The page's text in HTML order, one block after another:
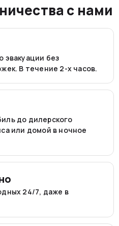
с нами
эвакуации без
В течение 2-х часов.
до дилерского
или домой в ночное
24/7, даже в